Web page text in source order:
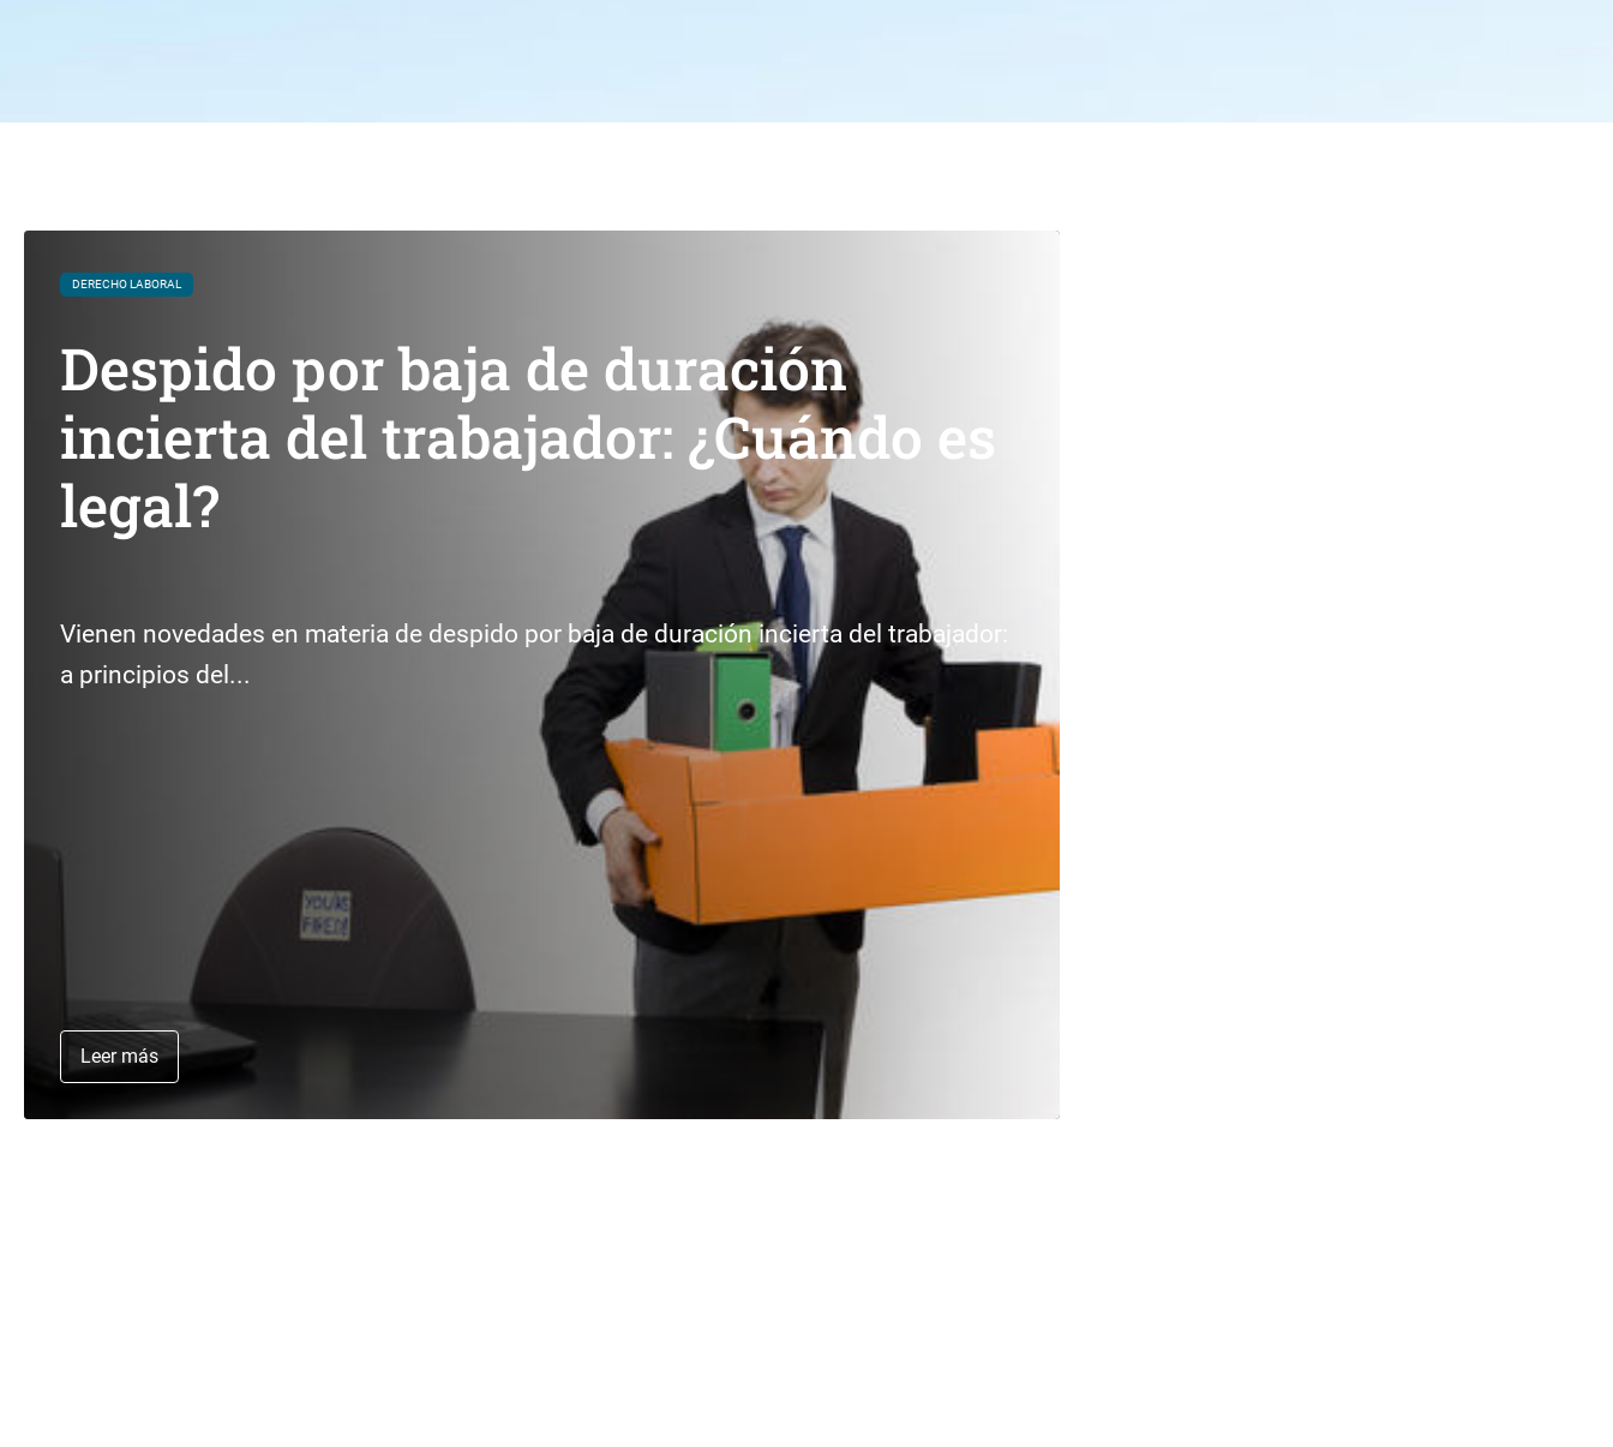
DERECHO LABORAL
Despido por baja de duración
incierta del trabajador: ¿Cuándo es
legal?
Vienen novedades en materia de despido por baja de duración incierta del trabajador:
a principios del...
Leer más